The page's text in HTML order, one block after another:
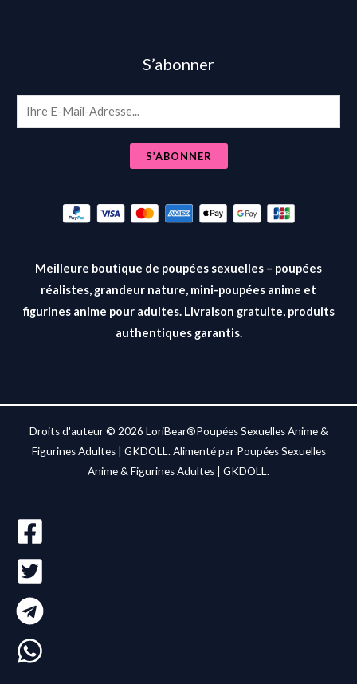
S’abonner
m
S’ABONNER
Meilleure boutique de poupées sexuelles – poupées
réalistes, grandeur nature, mini-poupées anime et
figurines anime pour adultes. Livraison gratuite, produits
authentiques garantis.
Droits d'auteur © 2026 LoriBear®Poupées Sexuelles Anime &
Figurines Adultes | GKDOLL. Alimenté par Poupées Sexuelles
Anime & Figurines Adultes | GKDOLL.